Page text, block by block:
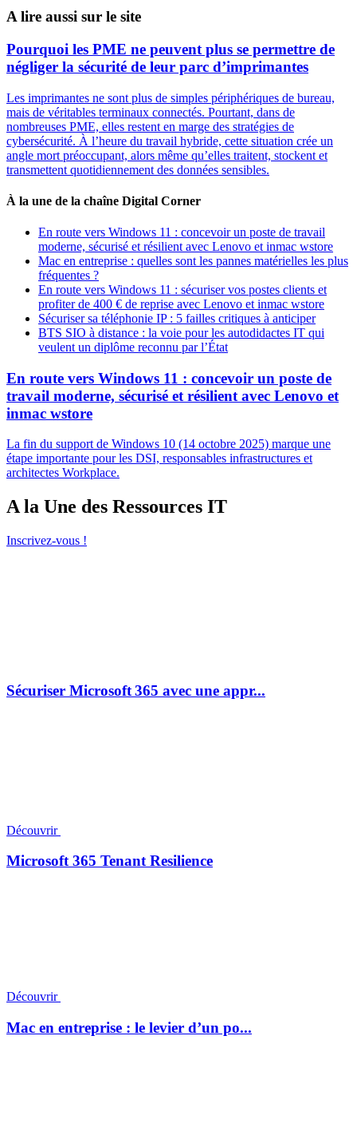
A lire aussi sur le site
Pourquoi les PME ne peuvent plus se permettre de
négliger la sécurité de leur parc d’imprimantes
Les imprimantes ne sont plus de simples périphériques de bureau,
mais de véritables terminaux connectés. Pourtant, dans de
nombreuses PME, elles restent en marge des stratégies de
cybersécurité. À l’heure du travail hybride, cette situation crée un
angle mort préoccupant, alors même qu’elles traitent, stockent et
transmettent quotidiennement des données sensibles.
À la une de la chaîne Digital Corner
En route vers Windows 11 : concevoir un poste de travail
moderne, sécurisé et résilient avec Lenovo et inmac wstore
Mac en entreprise : quelles sont les pannes matérielles les plus
fréquentes ?
En route vers Windows 11 : sécuriser vos postes clients et
profiter de 400 € de reprise avec Lenovo et inmac wstore
Sécuriser sa téléphonie IP : 5 failles critiques à anticiper
BTS SIO à distance : la voie pour les autodidactes IT qui
veulent un diplôme reconnu par l’État
En route vers Windows 11 : concevoir un poste de
travail moderne, sécurisé et résilient avec Lenovo et
inmac wstore
La fin du support de Windows 10 (14 octobre 2025) marque une
étape importante pour les DSI, responsables infrastructures et
architectes Workplace.
A la Une des Ressources IT
Inscrivez-vous !
Sécuriser Microsoft 365 avec une appr...
Découvrir
Microsoft 365 Tenant Resilience
Découvrir
Mac en entreprise : le levier d’un po...